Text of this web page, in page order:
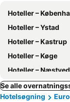
Hoteller –
Hoteller – Ystad
Hoteller – Kastrup
Hoteller – Køge
Hoteller – Næstved
Se alle
Hotelsøgning